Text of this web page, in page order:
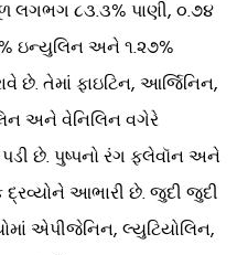
લગભગ ૮૩.૩% પાણી, ૦.૭૪
ઇન્યુલિન અને ૧.૨૭%
છે. તેમાં ફાઇટિન, આર્જિનિન,
અને વેનિલિન વગેરે
પડી છે. પુષ્પનો રંગ ફ્લેવૉન અને
આભારી છે. જુદી જુદી
એપીજેનિન, લ્યુટિયોલિન,